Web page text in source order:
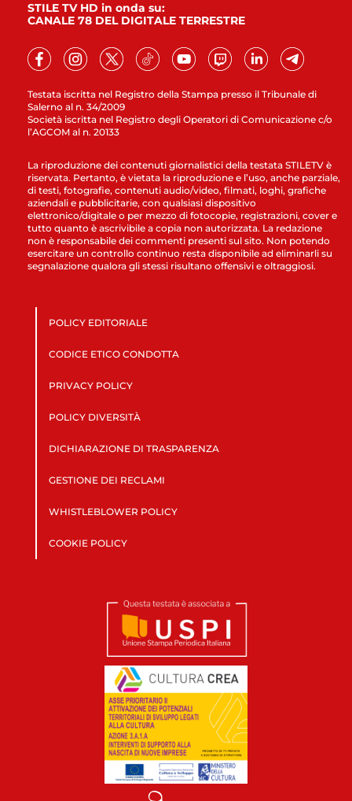
Testata iscritta nel Registro della Stampa presso il Tribunale di
Salerno al n. 34/2009
Società iscritta nel Registro degli Operatori di Comunicazione c/o
l’AGCOM al n. 20133
STILE TV HD in onda su:
CANALE 78 DEL DIGITALE TERRESTRE
La riproduzione dei contenuti giornalistici della testata STILETV è
riservata. Pertanto, è vietata la riproduzione e l’uso, anche parziale,
di testi, fotografie, contenuti audio/video, filmati, loghi, grafiche
aziendali e pubblicitarie, con qualsiasi dispositivo
elettronico/digitale o per mezzo di fotocopie, registrazioni, cover e
tutto quanto è ascrivibile a copia non autorizzata. La redazione
non è responsabile dei commenti presenti sul sito. Non potendo
esercitare un controllo continuo resta disponibile ad eliminarli su
segnalazione qualora gli stessi risultano offensivi e oltraggiosi.
POLICY EDITORIALE
CODICE ETICO CONDOTTA
PRIVACY POLICY
POLICY DIVERSITÀ
DICHIARAZIONE DI TRASPARENZA
GESTIONE DEI RECLAMI
WHISTLEBLOWER POLICY
COOKIE POLICY